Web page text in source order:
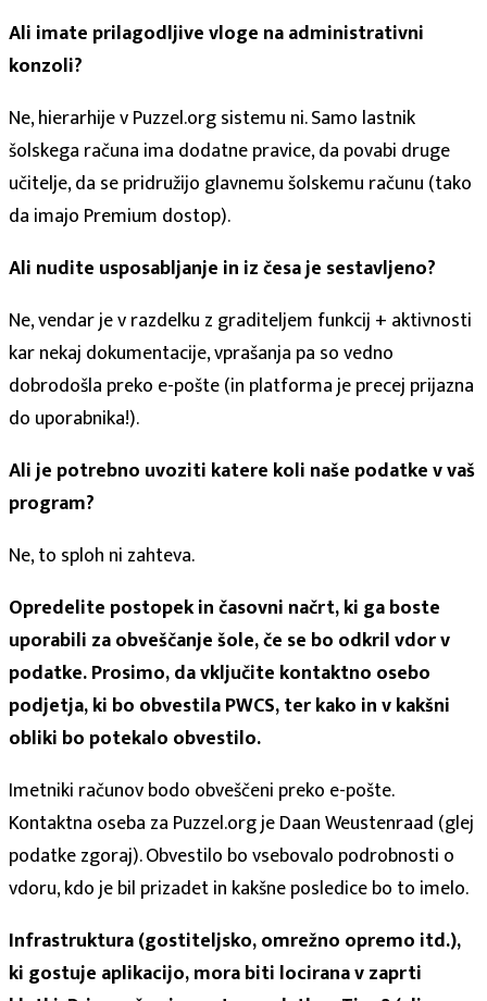
Ali imate prilagodljive vloge na administrativni
konzoli?
Ne, hierarhije v Puzzel.org sistemu ni. Samo lastnik
šolskega računa ima dodatne pravice, da povabi druge
učitelje, da se pridružijo glavnemu šolskemu računu (tako
da imajo Premium dostop).
Ali nudite usposabljanje in iz česa je sestavljeno?
Ne, vendar je v razdelku z graditeljem funkcij + aktivnosti
kar nekaj dokumentacije, vprašanja pa so vedno
dobrodošla preko e-pošte (in platforma je precej prijazna
do uporabnika!).
Ali je potrebno uvoziti katere koli naše podatke v vaš
program?
Ne, to sploh ni zahteva.
Opredelite postopek in časovni načrt, ki ga boste
uporabili za obveščanje šole, če se bo odkril vdor v
podatke. Prosimo, da vključite kontaktno osebo
podjetja, ki bo obvestila PWCS, ter kako in v kakšni
obliki bo potekalo obvestilo.
Imetniki računov bodo obveščeni preko e-pošte.
Kontaktna oseba za Puzzel.org je Daan Weustenraad (glej
podatke zgoraj). Obvestilo bo vsebovalo podrobnosti o
vdoru, kdo je bil prizadet in kakšne posledice bo to imelo.
Infrastruktura (gostiteljsko, omrežno opremo itd.),
ki gostuje aplikacijo, mora biti locirana v zaprti